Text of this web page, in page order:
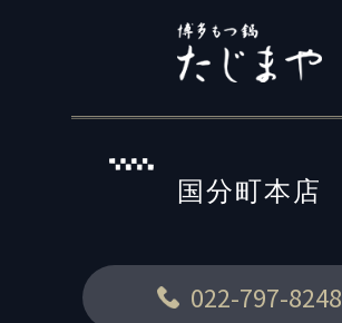
国分町本店
022-797-8248